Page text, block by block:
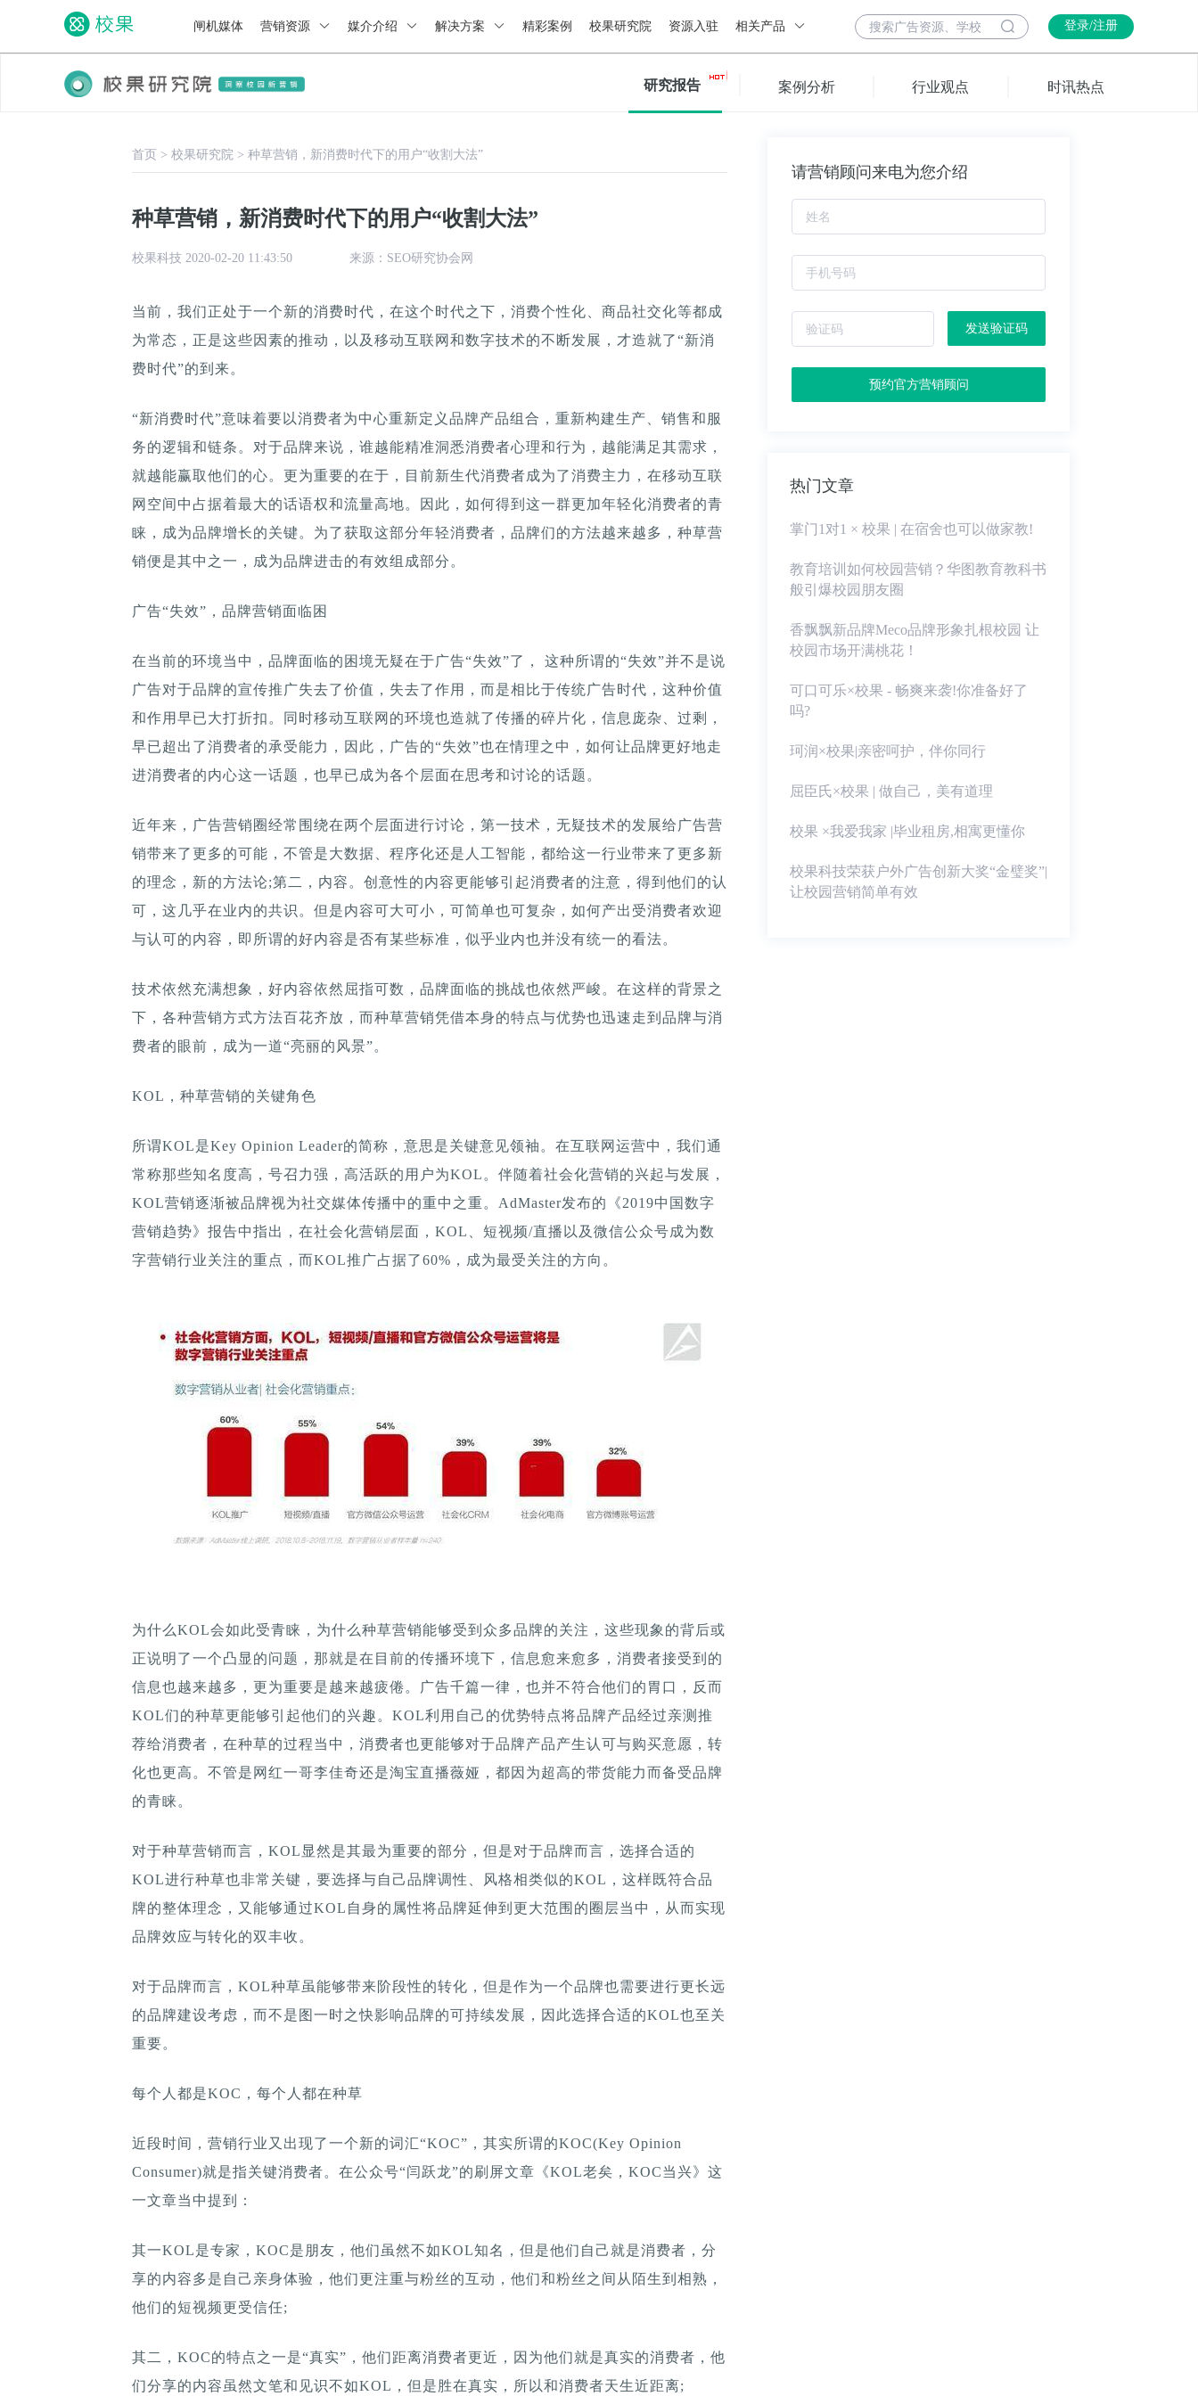
闸机媒体 营销资源 媒介介绍 解决方案 精彩案例 校果研究院 资源入驻 相关产品 登录/注册
研究报告 案例分析 行业观点 时讯热点
首页 > 校果研究院 > 种草营销，新消费时代下的用户“收割大法”
种草营销，新消费时代下的用户“收割大法”
校果科技 2020-02-20 11:43:50 来源：SEO研究协会网
当前，我们正处于一个新的消费时代，在这个时代之下，消费个性化、商品社交化等都成
为常态，正是这些因素的推动，以及移动互联网和数字技术的不断发展，才造就了“新消
费时代”的到来。
“新消费时代”意味着要以消费者为中心重新定义品牌产品组合，重新构建生产、销售和服
务的逻辑和链条。对于品牌来说，谁越能精准洞悉消费者心理和行为，越能满足其需求，
就越能赢取他们的心。更为重要的在于，目前新生代消费者成为了消费主力，在移动互联
网空间中占据着最大的话语权和流量高地。因此，如何得到这一群更加年轻化消费者的青
睐，成为品牌增长的关键。为了获取这部分年轻消费者，品牌们的方法越来越多，种草营
销便是其中之一，成为品牌进击的有效组成部分。
广告“失效”，品牌营销面临困
在当前的环境当中，品牌面临的困境无疑在于广告“失效”了， 这种所谓的“失效”并不是说
广告对于品牌的宣传推广失去了价值，失去了作用，而是相比于传统广告时代，这种价值
和作用早已大打折扣。同时移动互联网的环境也造就了传播的碎片化，信息庞杂、过剩，
早已超出了消费者的承受能力，因此，广告的“失效”也在情理之中，如何让品牌更好地走
进消费者的内心这一话题，也早已成为各个层面在思考和讨论的话题。
近年来，广告营销圈经常围绕在两个层面进行讨论，第一技术，无疑技术的发展给广告营
销带来了更多的可能，不管是大数据、程序化还是人工智能，都给这一行业带来了更多新
的理念，新的方法论;第二，内容。创意性的内容更能够引起消费者的注意，得到他们的认
可，这几乎在业内的共识。但是内容可大可小，可简单也可复杂，如何产出受消费者欢迎
与认可的内容，即所谓的好内容是否有某些标准，似乎业内也并没有统一的看法。
技术依然充满想象，好内容依然屈指可数，品牌面临的挑战也依然严峻。在这样的背景之
下，各种营销方式方法百花齐放，而种草营销凭借本身的特点与优势也迅速走到品牌与消
费者的眼前，成为一道“亮丽的风景”。
KOL，种草营销的关键角色
所谓KOL是Key Opinion Leader的简称，意思是关键意见领袖。在互联网运营中，我们通
常称那些知名度高，号召力强，高活跃的用户为KOL。伴随着社会化营销的兴起与发展，
KOL营销逐渐被品牌视为社交媒体传播中的重中之重。AdMaster发布的《2019中国数字
营销趋势》报告中指出，在社会化营销层面，KOL、短视频/直播以及微信公众号成为数
字营销行业关注的重点，而KOL推广占据了60%，成为最受关注的方向。
为什么KOL会如此受青睐，为什么种草营销能够受到众多品牌的关注，这些现象的背后或
正说明了一个凸显的问题，那就是在目前的传播环境下，信息愈来愈多，消费者接受到的
信息也越来越多，更为重要是越来越疲倦。广告千篇一律，也并不符合他们的胃口，反而
KOL们的种草更能够引起他们的兴趣。KOL利用自己的优势特点将品牌产品经过亲测推
荐给消费者，在种草的过程当中，消费者也更能够对于品牌产品产生认可与购买意愿，转
化也更高。不管是网红一哥李佳奇还是淘宝直播薇娅，都因为超高的带货能力而备受品牌
的青睐。
对于种草营销而言，KOL显然是其最为重要的部分，但是对于品牌而言，选择合适的
KOL进行种草也非常关键，要选择与自己品牌调性、风格相类似的KOL，这样既符合品
牌的整体理念，又能够通过KOL自身的属性将品牌延伸到更大范围的圈层当中，从而实现
品牌效应与转化的双丰收。
对于品牌而言，KOL种草虽能够带来阶段性的转化，但是作为一个品牌也需要进行更长远
的品牌建设考虑，而不是图一时之快影响品牌的可持续发展，因此选择合适的KOL也至关
重要。
每个人都是KOC，每个人都在种草
近段时间，营销行业又出现了一个新的词汇“KOC”，其实所谓的KOC(Key Opinion
Consumer)就是指关键消费者。在公众号“闫跃龙”的刷屏文章《KOL老矣，KOC当兴》这
一文章当中提到：
其一KOL是专家，KOC是朋友，他们虽然不如KOL知名，但是他们自己就是消费者，分
享的内容多是自己亲身体验，他们更注重与粉丝的互动，他们和粉丝之间从陌生到相熟，
他们的短视频更受信任;
其二，KOC的特点之一是“真实”，他们距离消费者更近，因为他们就是真实的消费者，他
们分享的内容虽然文笔和见识不如KOL，但是胜在真实，所以和消费者天生近距离;
请营销顾问来电为您介绍
发送验证码
预约官方营销顾问
热门文章
掌门1对1 × 校果 | 在宿舍也可以做家教!
教育培训如何校园营销？华图教育教科书
般引爆校园朋友圈
香飘飘新品牌Meco品牌形象扎根校园 让
校园市场开满桃花！
可口可乐×校果 - 畅爽来袭!你准备好了
吗?
珂润×校果|亲密呵护，伴你同行
屈臣氏×校果 | 做自己，美有道理
校果 ×我爱我家 |毕业租房,相寓更懂你
校果科技荣获户外广告创新大奖“金璧奖”|
让校园营销简单有效